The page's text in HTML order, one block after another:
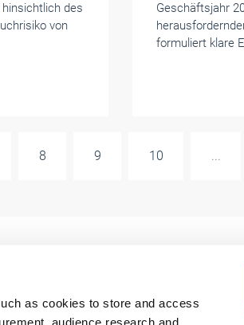
as cookies to store and access
audience research and
des
von
Geschäftsjahr
formuliert klare
8 9 10 ...
FoWi Aktuell